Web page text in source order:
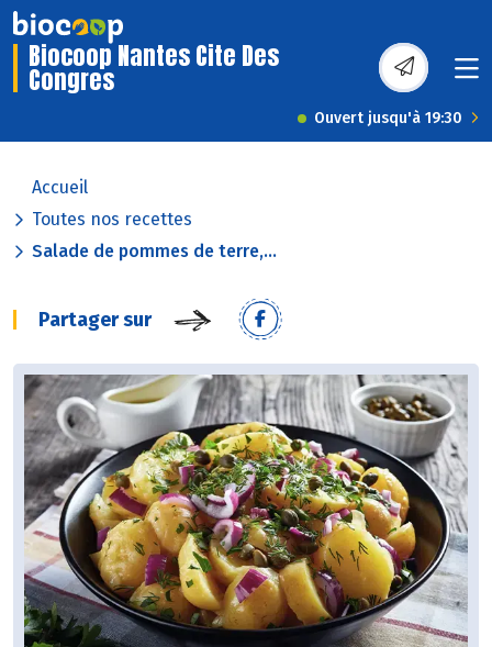
Biocoop Nantes Cite Des
Congres
Ouvert jusqu'à 19:30
Accueil
Toutes nos recettes
Salade de pommes de terre,...
Partager sur